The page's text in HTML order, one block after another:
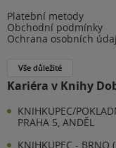
Platební metody
Obchodní podmínky
Ochrana osobních
Vše důležité
Kariéra v Knihy
KNIHKUPEC/
PRAHA 5, ANDĚL
KNIHKUPEC - BRNO